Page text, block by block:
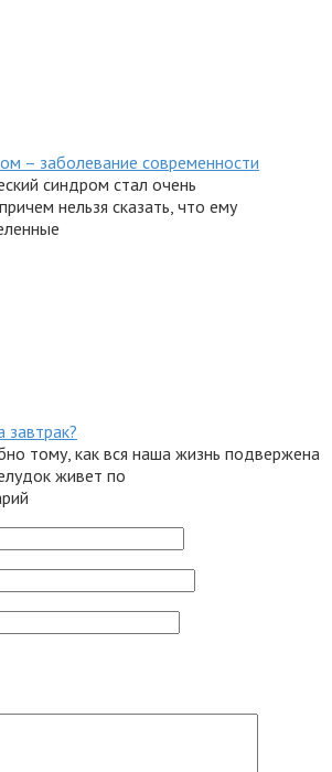
– заболевание современности
синдром стал очень
нельзя сказать, что ему
завтрак?
тому, как вся наша жизнь подвержена
живет по